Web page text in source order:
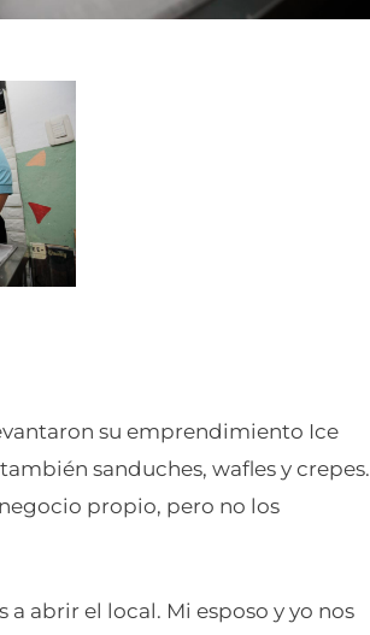
su emprendimiento Ice
sanduches, wafles y crepes.
propio, pero no los
abrir el local. Mi esposo y yo nos